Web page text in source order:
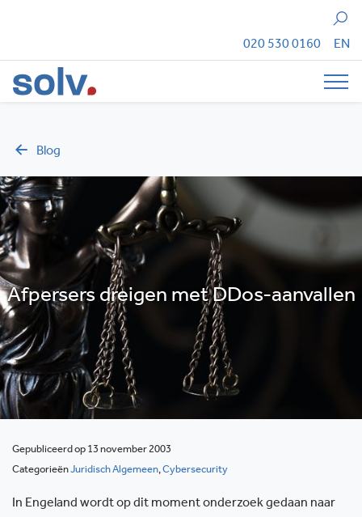
Zoeken
020 530 0160 EN
Blog
Afpersers dreigen met DDos-aanvallen
Gepubliceerd op 13 november 2003
CategorieënJuridisch Algemeen,Cybersecurity
In Engeland wordt op dit moment onderzoek gedaan naar